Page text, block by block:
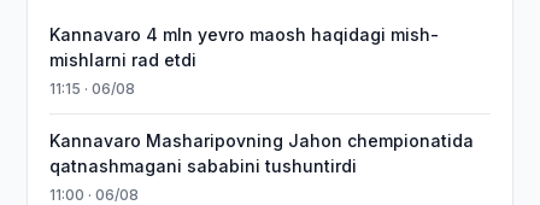
Kannavaro 4 mln yevro maosh haqidagi mish-
mishlarni rad etdi
11:15 · 06/08
Kannavaro Masharipovning Jahon chempionatida
qatnashmagani sababini tushuntirdi
11:00 · 06/08